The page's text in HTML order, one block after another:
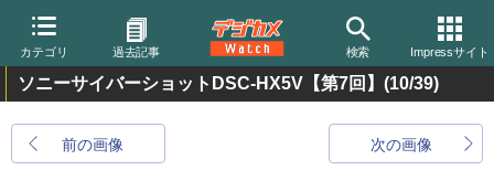
カテゴリ 過去記事 検索 Impressサイト
ソニーサイバーショットDSC-HX5V【第7回】 (10/39)
前の画像 次の画像